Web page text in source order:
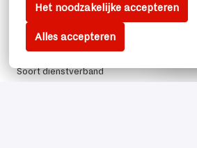
Het noodzakelijke accepteren
Alles accepteren
32 - 40 uur per week
Soort dienstverband